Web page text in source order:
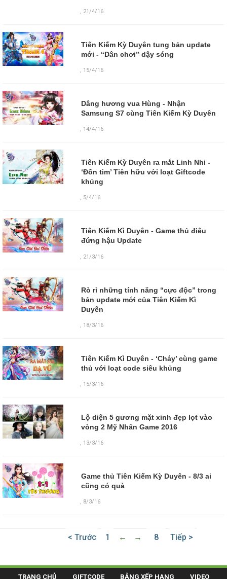
, 21/4/16
Tiên Kiếm Kỳ Duyên tung bản update
mới - “Dân chơi” dậy sóng
, 15/4/16
Dâng hương vua Hùng - Nhận
Samsung S7 cùng Tiên Kiếm Kỳ Duyên
, 14/4/16
Tiên Kiếm Kỳ Duyên ra mắt Linh Nhi -
‘Đốn tim’ Tiên hữu với loạt Giftcode
khủng
, 5/4/16
Tiên Kiếm Kì Duyên - Game thủ điêu
đứng hậu Update
21/3/16
Rò rỉ những tính năng “cực độc” trong
bản update mới của Tiên Kiếm Kì
Duyên
, 18/3/16
Tiên Kiếm Kì Duyên - ‘Cháy’ cùng game
thủ với loạt code siêu khủng
, 15/3/16
Lộ diện 5 gương mặt xinh đẹp lọt vào
vòng 2 Mỹ Nhân Game 2016
, 13/3/16
Game thủ Tiên Kiếm Kỳ Duyên - 8/3 ai
cũng có quà
, 8/3/16
< Trước 1 ← → 8 Tiếp >
TRANG CHỦ GIFTCODE BẢNG XẾP HẠNG VIDEO